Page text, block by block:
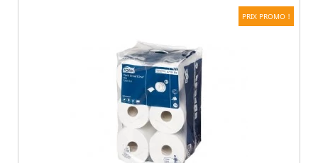
PRIX PROMO !